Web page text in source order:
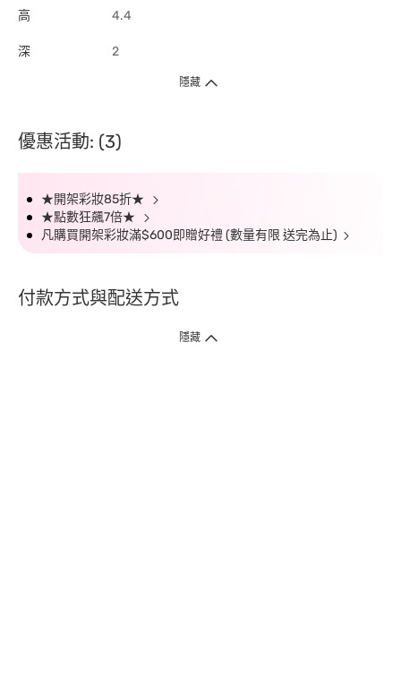
高 4.4
深 2
隱藏
優惠活動: (3)
★開架彩妝85折★
★點數狂飆7倍★
凡購買開架彩妝滿$600即贈好禮 (數量有限 送完為止)
付款方式與配送方式
隱藏